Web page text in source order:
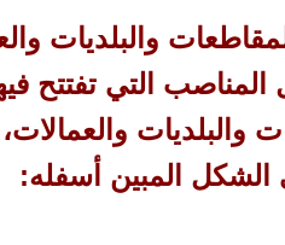
والبلديات
التي تفتتح فيها
والعمالات،
المبين أسفله: